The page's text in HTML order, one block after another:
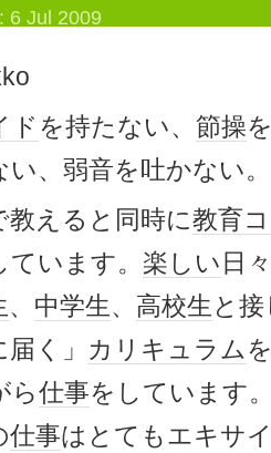
6 Jul 2009
ド を持たない、 節操
い、弱音を吐かない。
教えると同時に教育
ています。 楽しい 日
、 中学生、 高校生 と
届く」
カリキュラム
ら仕事をしています
仕事はとてもエキサ